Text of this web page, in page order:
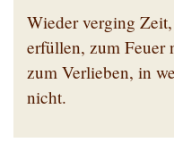
Wieder verging
erfüllen, zum Feuer
zum Verlieben, in
nicht.